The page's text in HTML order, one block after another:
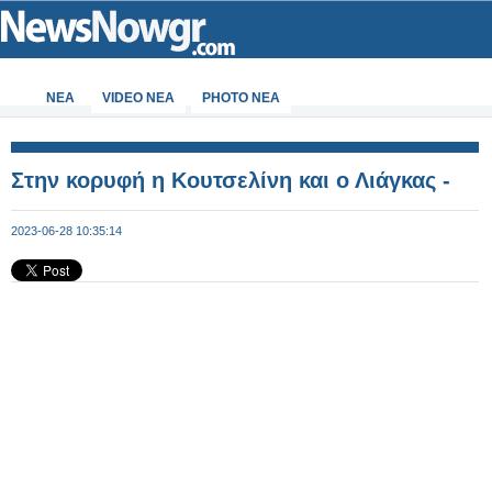
ΝΕΑ VIDEO NEA PHOTO NEA
Στην κορυφή η Κουτσελίνη και ο Λιάγκας -
2023-06-28 10:35:14